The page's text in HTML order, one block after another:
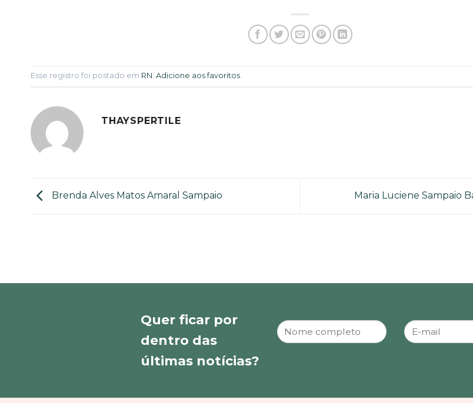
Esse registro foi postado em RN. Adicione aos favoritos.
THAYSPERTILE
Brenda Alves Matos Amaral Sampaio Maria Luciene Sampaio
Quer ficar por
dentro das
últimas notícias?